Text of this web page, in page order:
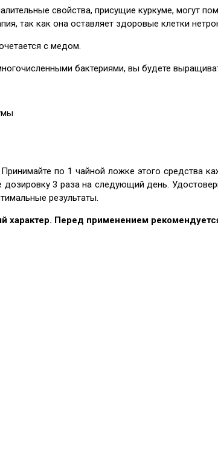
свойства, присущие куркуме, могут
так как она оставляет здоровые клетки
с медом.
бактериями, вы будете
по 1 чайной ложке этого средства
3 раза на следующий день.
результаты.
характер. Перед применением